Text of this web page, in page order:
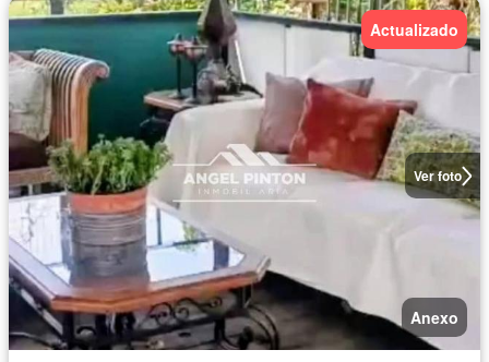
Ver foto
Actualizado
Anexo